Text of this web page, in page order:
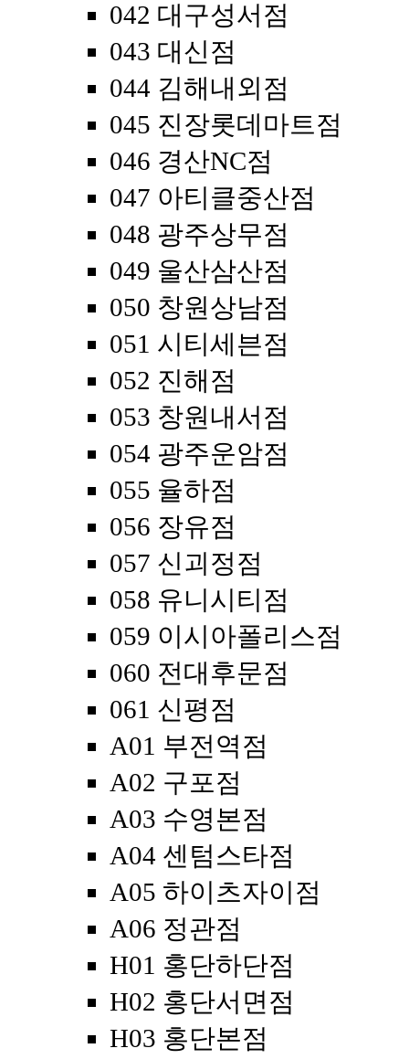
042 대구성서점
043 대신점
044 김해내외점
045 진장롯데마트점
046 경산NC점
047 아티클중산점
048 광주상무점
049 울산삼산점
050 창원상남점
051 시티세븐점
052 진해점
053 창원내서점
054 광주운암점
055 율하점
056 장유점
057 신괴정점
058 유니시티점
059 이시아폴리스점
060 전대후문점
061 신평점
A01 부전역점
A02 구포점
A03 수영본점
A04 센텀스타점
A05 하이츠자이점
A06 정관점
H01 홍단하단점
H02 홍단서면점
H03 홍단본점